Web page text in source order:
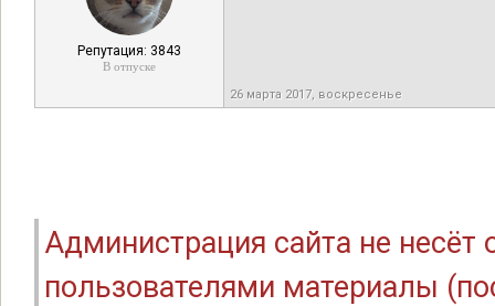
Репутация: 3843
В отпуске
26 марта 2017, воскресенье
Администрация сайта не
пользователями материалы